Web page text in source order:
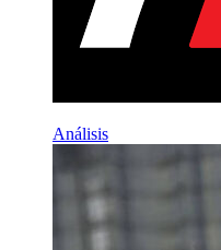
Análisis